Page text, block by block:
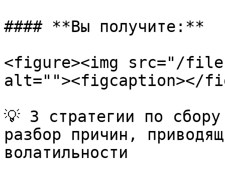
#### **Вы получите:**
<figure><img src="/files/
alt=""><figcaption></
💡 3 стратегии по
разбор причин,
волатильности